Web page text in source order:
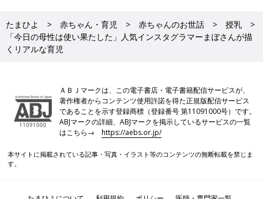
たまひよ 赤ちゃん・育児 赤ちゃんのお世話
授乳
「今日の母性は使い果たした」人気インスタグラマーまぼさんが描
くリアルな育児
ＡＢＪマークは、この電子書店・電子書籍配信サービスが、
著作権者からコンテンツ使用許諾を得た正規版配信サービス
であることを示す登録商標（登録番号 第11091000号）です。
ABJマークの詳細、ABJマークを掲示しているサービスの一覧
はこちら→https://aebs.or.jp/
本サイトに掲載されている記事・写真・イラスト等のコンテンツの無断転載を禁じま
す。